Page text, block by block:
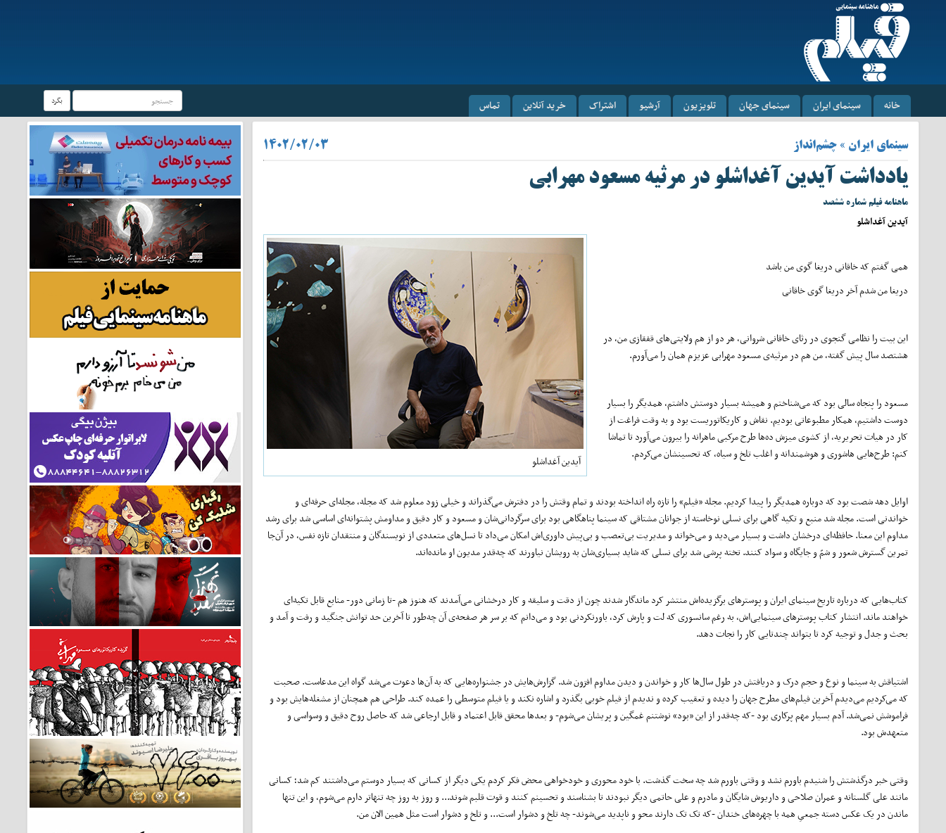
خانه سینمای ایران سینمای جهان تلویزیون آرشیو اشتراک خرید آنلاین تماس بگرد
سینمای ایران » چشم‌انداز ۱۴۰۲/۰۲/۰۳
یادداشت آیدین آغداشلو در مرثیه مسعود‌ مهرابی
ماهنامه فیلم شماره ششصد
آیدین آغداشلو
آیدین آغداشلو
همی گفتم که خاقانی دریغا گوی من باشد
دریغا من شدم آخر دریغا گوی خاقانی
این بیت را نظامی گنجوی در رثای خاقانی شروانی، هر دو از هم ولایتی‌های قفقازی من، در
هشتصد سال پیش گفته، من هم در مرثیه‌ی مسعود مهرابی عزیزم همان را می‌آورم.
مسعود را پنجاه سالی بود که می‌شناختم و همیشه بسیار دوستش داشتم، همدیگر را بسیار
دوست داشتیم، همکار مطبوعاتی بودیم. نقاش و کاریکاتوریست بود و به وقت فراغت از
کار در هیات تحریریه، از کشوی میزش ده‌ها طرح مرکبی ماهرانه را بیرون می‌آورد تا تماشا
کنم: طرح‌هایی هاشوری و هوشمندانه و اغلب تلخ و سیاه، که تحسینشان می‌کردم.
اوایل دهه شصت بود که دوباره همدیگر را پیدا کردیم. مجله «فیلم» را تازه راه انداخته بودند و تمام وقتش را در دفترش می‌گذراند و خیلی زود معلوم شد که مجله، مجله‌ای حرفه‌ای و
خواندنی است. مجله شد منبع و تکیه گاهی برای نسلی نوخاسته از جوانان مشتاقی که سینما پناهگاهی بود برای سرگردانی‌شان و مسعود و کار دقیق و مداومش پشتوانه‌ای اساسی شد برای رشد
مداوم این معنا. حافظه‌ای درخشان داشت و بسیار می‌دید و می‌خواند و مدیریت بی‌تعصب و بی‌پیش داوری‌اش امکان می‌داد تا نسل‌های متعددی از نویسندگان و منتقدان تازه نفس، در آن‌جا
تمرین گسترش شعور و شمّ و جایگاه و سواد کنند. تخته پرشی شد برای نسلی که شاید بسیاری‌شان به رویشان نیاورند که چه‌قدر مدیون او مانده‌اند.
کتاب‌هایی که درباره تاریخ سینمای ایران و پوسترهای برگزیده‌اش منتشر کرد ماندگار شدند چون از دقت و سلیقه و کار درخشانی می‌آمدند که هنوز هم -تا زمانی دور- منابع قابل تکیه‌ای
خواهند ماند. انتشار کتاب پوسترهای سینمایی‌اش، به رغم سانسوری که لت و پارش کرد، باورنکردنی بود و می‌دانم که بر سر هر صفحه‌ی آن چه‌طور تا آخرین حد توانش جنگید و رفت و آمد و
بحث و جدل و توجیه کرد تا بتواند چندتایی کار را نجات دهد.
اشتیاقش به سینما و نوع و حجم درک و دریافتش در طول سال‌ها کار و خواندن و دیدن مداوم افزون شد. گزارش‌هایش در جشنواره‌هایی که به آن‌ها دعوت می‌شد گواه این مدعاست. صحبت
که می‌کردیم می‌دیدم آخرین فیلم‌های مطرح جهان را دیده و تعقیب کرده و ندیدم از فیلم خوبی بگذرد و اشاره نکند و یا فیلم متوسطی را عمده کند. طراحی هم همچنان از مشغله‌هایش بود و
فراموشش نمی‌شد. آدم بسیار مهم پرکاری بود -که چه‌قدر از این «بود» نوشتنم غمگین و پریشان می‌شوم- و بعدها محقق قابل اعتماد و قابل ارجاعی شد که حاصل روح دقیق و وسواسی و
متعهدش بود.
وقتی خبر درگذشتش را شنیدم باورم نشد و وقتی باورم شد چه سخت گذشت. با خود محوری و خود‌خواهی محض فکر کردم یکی دیگر از کسانی که بسیار دوستم می‌داشتند کم شد؛ کسانی
مانند علی گلستانه و عمران صلاحی و داریوش شایگان و مادرم و علی حاتمی دیگر نبودند تا بشناسند و تحسینم کنند و قوت قلبم شوند... و روز به روز چه تنهاتر دارم می‌شوم، و این تنها
ماندن در یک عکس دسته جمعیِ همه با چهره‌های خندان -که تک تک دارند محو و ناپدید می‌شوند- چه تلخ و دشوار است... و تلخ و دشوار است مثل همین الان من.